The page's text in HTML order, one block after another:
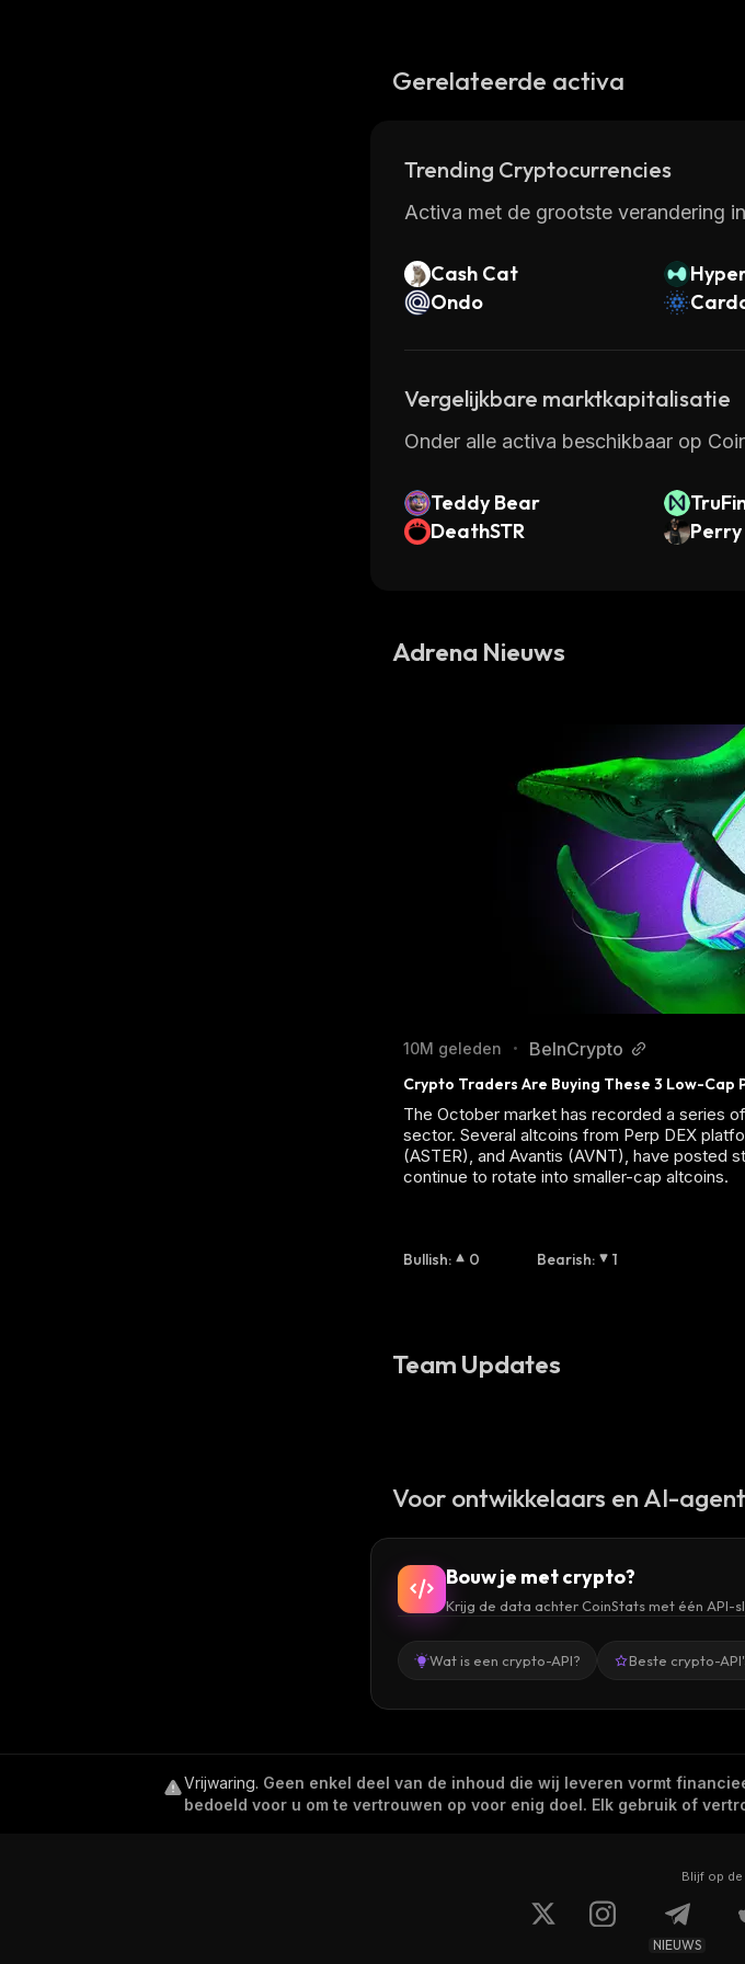
Gerelateerde activa
Trending Cryptocurrencies
Activa met de grootste verandering
Cash Cat
Ondo
Vergelijkbare marktkapitalisatie
Onder alle activa beschikbaar op
Teddy Bear
DeathSTR
Perry
Adrena Nieuws
10M geleden • BeInCrypto
Crypto Traders Are Buying These 3 Low-Cap
The October market has recorded a series
sector. Several altcoins from Perp DEX
(ASTER), and Avantis (AVNT), have posted
continue to rotate into smaller-cap altcoins.
Bullish: 0 Bearish: 1
Team Updates
Voor ontwikkelaars en AI-
Bouw je met crypto?
Krijg de data achter CoinStats met één API-
Wat is een crypto-API? Beste crypto-
Vrijwaring. Geen enkel deel van de inhoud die wij leveren vormt
bedoeld voor u om te vertrouwen op voor enig doel. Elk gebruik of
Blijf op
NIEUWS